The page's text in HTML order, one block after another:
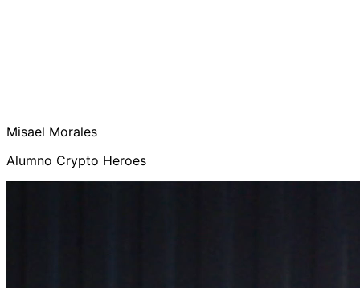
Misael Morales
Alumno Crypto Heroes